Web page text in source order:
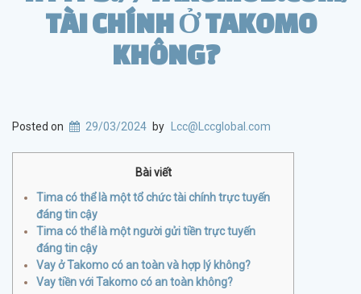
TÀI CHÍNH Ở TAKOMO
KHÔNG?
Posted on 29/03/2024 by Lcc@Lccglobal.com
Bài viết
Tima có thể là một tổ chức tài chính trực tuyến
đáng tin cậy
Tima có thể là một người gửi tiền trực tuyến
đáng tin cậy
Vay ở Takomo có an toàn và hợp lý không?
Vay tiền với Takomo có an toàn không?